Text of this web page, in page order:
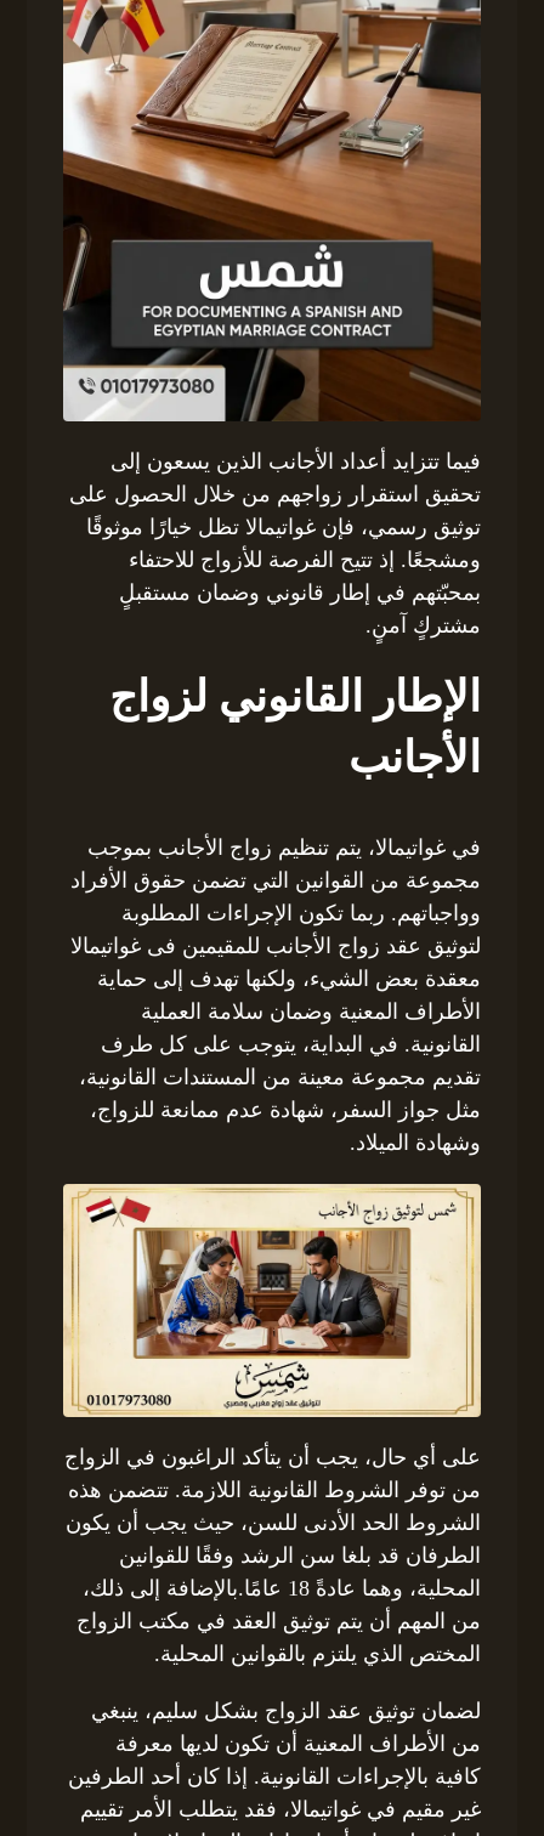
فيما تتزايد أعداد الأجانب الذين يسعون إلى
تحقيق استقرار زواجهم من خلال الحصول على
توثيق رسمي، فإن غواتيمالا تظل خيارًا موثوقًا
ومشجعًا. إذ تتيح الفرصة للأزواج للاحتفاء
بمحبّتهم في إطار قانوني وضمان مستقبلٍ
مشتركٍ آمنٍ.
الإطار القانوني لزواج
الأجانب
في غواتيمالا، يتم تنظيم زواج الأجانب بموجب
مجموعة من القوانين التي تضمن حقوق الأفراد
وواجباتهم. ربما تكون الإجراءات المطلوبة
لتوثيق عقد زواج الأجانب للمقيمين فى غواتيمالا
معقدة بعض الشيء، ولكنها تهدف إلى حماية
الأطراف المعنية وضمان سلامة العملية
القانونية. في البداية، يتوجب على كل طرف
تقديم مجموعة معينة من المستندات القانونية،
مثل جواز السفر، شهادة عدم ممانعة للزواج،
وشهادة الميلاد.
على أي حال، يجب أن يتأكد الراغبون في الزواج
من توفر الشروط القانونية اللازمة. تتضمن هذه
الشروط الحد الأدنى للسن، حيث يجب أن يكون
الطرفان قد بلغا سن الرشد وفقًا للقوانين
المحلية، وهما عادةً 18 عامًا.بالإضافة إلى ذلك،
من المهم أن يتم توثيق العقد في مكتب الزواج
المختص الذي يلتزم بالقوانين المحلية.
لضمان توثيق عقد الزواج بشكل سليم، ينبغي
من الأطراف المعنية أن تكون لديها معرفة
كافية بالإجراءات القانونية. إذا كان أحد الطرفين
غير مقيم في غواتيمالا، فقد يتطلب الأمر تقييم